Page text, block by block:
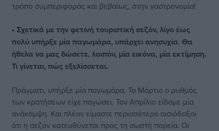
τρόπο συμπεριφοράς και βεβαίως, στην γαστρονομία!
• Σχετικά με την φετινή τουριστική σεζόν, λίγο έως
πολύ υπήρξε μία παγωμάρα, υπάρχει ανησυχία. Θα
ήθελα να μας δώσετε, λοιπόν, μία εικόνα, μία εκτίμηση.
Τι γίνεται, πώς εξελίσσεται.
Πράγματι, υπήρξε μία παγωμάρα. Το Μάρτιο ο ρυθμός
των κρατήσεων είχε παγώσει. Τον Απρίλιο είδαμε μία
ανάκαμψη. Και πλέον είμαστε περισσότερο αισιόδοξοι
ότι η σεζόν κατευθύνεται προς τη σωστή πορεία. Οι